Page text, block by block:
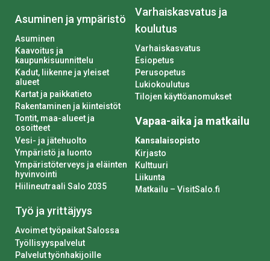
Asuminen ja ympäristö
Asuminen
Kaavoitus ja
kaupunkisuunnittelu
Kadut, liikenne ja yleiset
alueet
Kartat ja paikkatieto
Rakentaminen ja kiinteistöt
Tontit, maa-alueet ja
osoitteet
Vesi- ja jätehuolto
Ympäristö ja luonto
Ympäristöterveys ja eläinten
hyvinvointi
Hiilineutraali Salo 2035
Työ ja yrittäjyys
Avoimet työpaikat Salossa
Työllisyyspalvelut
Palvelut työnhakijoille
Varhaiskasvatus ja
koulutus
Varhaiskasvatus
Esiopetus
Perusopetus
Lukiokoulutus
Tilojen käyttöanomukset
Vapaa-aika ja matkailu
Kansalaisopisto
Kirjasto
Kulttuuri
Liikunta
Matkailu – VisitSalo.fi